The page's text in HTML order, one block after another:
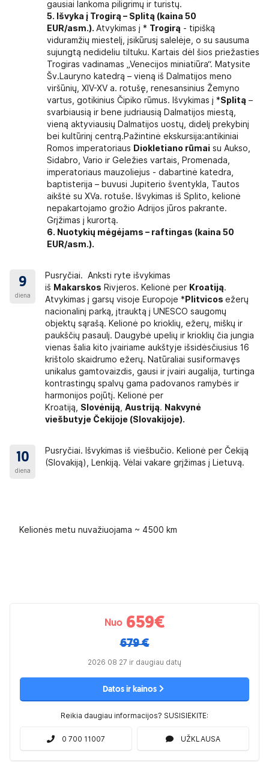
gausiai lankoma piligrimų ir turistų.
5. Išvyka į Trogirą – Splitą (kaina 50
EUR/asm.). Atvykimas į * Trogirą - tipišką
viduramžių miestelį, įsikūrusį salelėje, o su sausuma
sujungtą nedideliu tiltuku. Kartais dėl šios priežasties
Trogiras vadinamas „Venecijos miniatiūra“. Matysite
Šv.Lauryno katedrą – vieną iš Dalmatijos meno
viršūnių, XIV-XV a. rotušę, renesansinius Žemyno
vartus, gotikinius Čipiko rūmus. Išvykimas į *Splitą –
svarbiausią ir bene judriausią Dalmatijos miestą,
vieną aktyviausių Dalmatijos uostų, didelį prekybinį
bei kultūrinį centrą.Pažintinė ekskursija:antikiniai
Romos imperatoriaus Diokletiano rūmai su Aukso,
Sidabro, Vario ir Geležies vartais, Promenada,
imperatoriaus mauzoliejus - dabartinė katedra,
baptisterija – buvusi Jupiterio šventykla, Tautos
aikštė su XVa. rotuše. Išvykimas iš Splito, kelionė
nepakartojamo grožio Adrijos jūros pakrante.
Grįžimas į kurortą.
6. Nuotykių mėgėjams – raftingas (kaina 50
EUR/asm.).
9
diena
Pusryčiai. Anksti ryte išvykimas
iš Makarskos Rivjeros. Kelionė per Kroatiją.
Atvykimas į garsų visoje Europoje * Plitvicosežerų
nacionalinį parką, įtrauktą į UNESCO saugomų
objektų sąrašą. Kelionė po krioklių, ežerų, miškų ir
paukščių pasaulį. Daugybė upelių ir krioklių čia jungia
vienas šalia kito įvairiame aukštyje išsidėsčiusius 16
krištolo skaidrumo ežerų. Natūraliai susiformavęs
unikalus gamtovaizdis, gausi ir įvairi augalija, turtinga
kontrastingų spalvų gama padovanos ramybės ir
harmonijos pojūtį. Kelionė per
Kroatiją, Slovėniją ,Austriją. Nakvynė
viešbutyje Čekijoje (Slovakijoje).
10
diena
Pusryčiai. Išvykimas iš viešbučio. Kelionė per Čekiją
(Slovakiją), Lenkiją. Vėlai vakare grįžimas į Lietuvą.
Kelionės metu nuvažiuojama ~ 4500 km
Nuo 659€
679 €
2026 08 27 ir daugiau datų
Datos ir kainos
Reikia daugiau informacijos? SUSISIEKITE:
0 700 11007 UŽKLAUSA